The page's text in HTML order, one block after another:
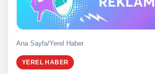
Ana Sayfa/Yerel Haber
YEREL HABER